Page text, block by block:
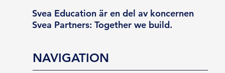
Svea Education är en del av koncernen
Svea Partners: Together we build.
NAVIGATION